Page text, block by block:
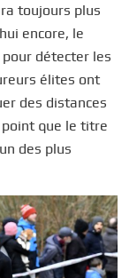
toujours plus
encore, le
détecter les
élites ont
des distances
que le titre
des plus